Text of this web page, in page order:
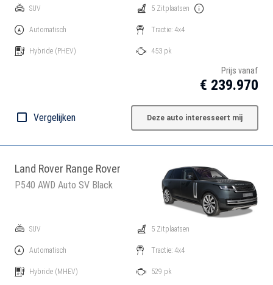
SUV
Automatisch
Hybride (PHEV)
5 Zitplaatsen
Tractie: 4x4
453 pk
Prijs vanaf
€ 239.970
Vergelijken Deze auto interesseert mij
Land Rover Range Rover
P540 AWD Auto SV Black
SUV
Automatisch
Hybride (MHEV)
5 Zitplaatsen
Tractie: 4x4
529 pk